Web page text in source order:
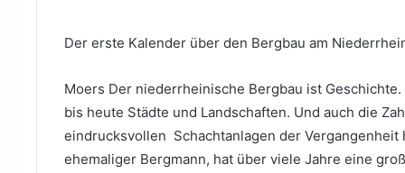
Der erste Kalender über den Bergbau am
Moers Der niederrheinische Bergbau ist
bis heute Städte und Landschaften. Und auch die
eindrucksvollen Schachtanlagen der
ehemaliger Bergmann, hat über viele Jahre eine